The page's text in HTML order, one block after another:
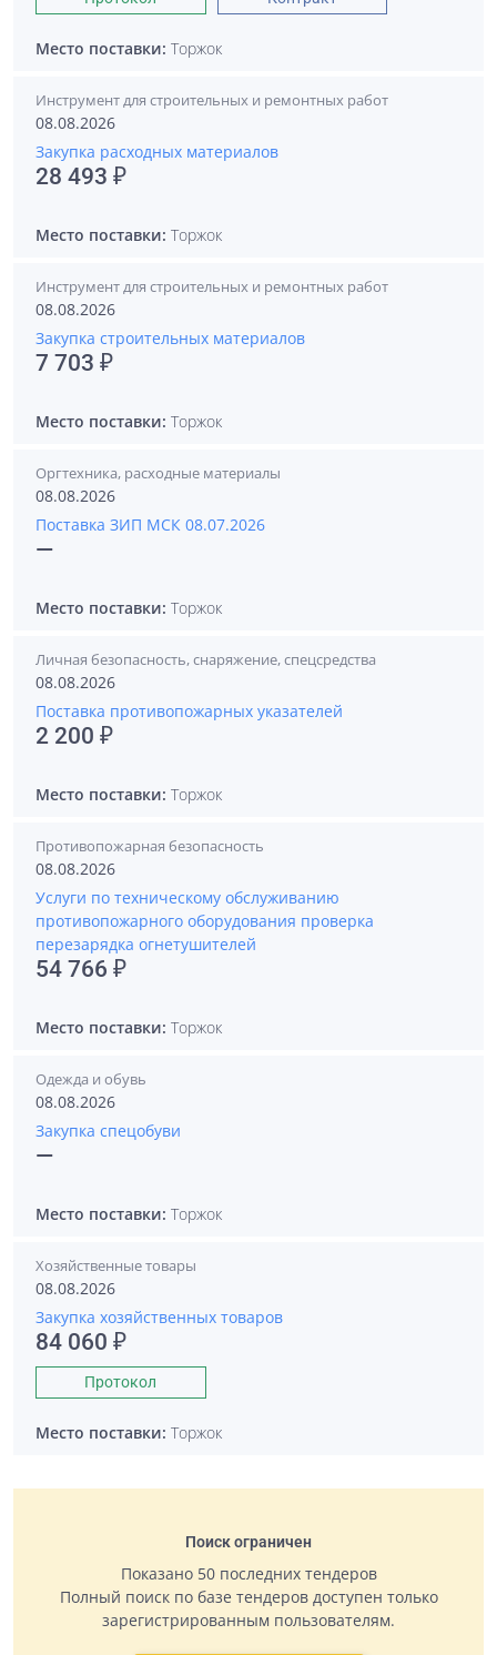
Место поставки: Торжок
Инструмент для строительных и ремонтных работ
08.08.2026
Закупка расходных материалов
28 493 ₽
Место поставки: Торжок
Инструмент для строительных и ремонтных работ
08.08.2026
Закупка строительных материалов
7 703 ₽
Место поставки: Торжок
Оргтехника, расходные материалы
08.08.2026
Поставка ЗИП МСК 08.07.2026
—
Место поставки: Торжок
Личная безопасность, снаряжение, спецсредства
08.08.2026
Поставка противопожарных указателей
2 200 ₽
Место поставки: Торжок
Противопожарная безопасность
08.08.2026
Услуги по техническому обслуживанию
противопожарного оборудования проверка
перезарядка огнетушителей
54 766 ₽
Место поставки: Торжок
Одежда и обувь
08.08.2026
Закупка спецобуви
—
Место поставки: Торжок
Хозяйственные товары
08.08.2026
Закупка хозяйственных товаров
84 060 ₽
Протокол
Место поставки: Торжок
Поиск ограничен
Показано 50 последних тендеров
Полный поиск по базе тендеров доступен только
зарегистрированным пользователям.